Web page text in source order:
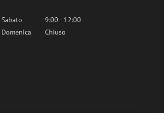
Sabato
9:00 - 12:00
Domenica
Chiuso